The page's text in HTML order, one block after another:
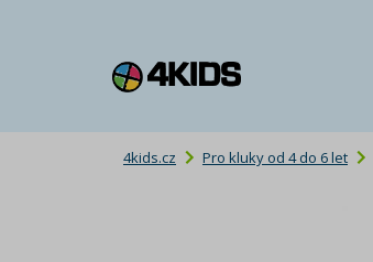
4kids.cz Pro kluky od 4 do 6 let